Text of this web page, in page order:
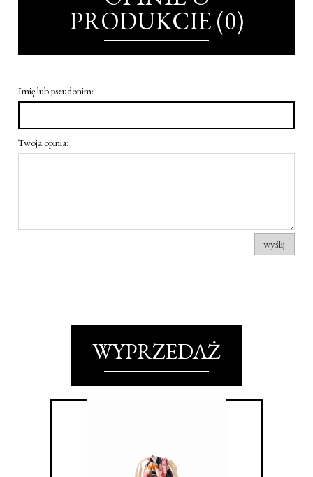
PRODUKCIE (0)
Imię lub pseudonim:
Twoja opinia:
wyślij
WYPRZEDAŻ